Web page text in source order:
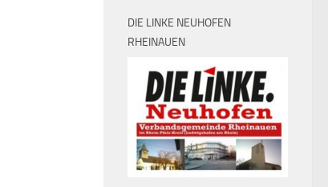
DIE LINKE NEUHOFEN
RHEINAUEN